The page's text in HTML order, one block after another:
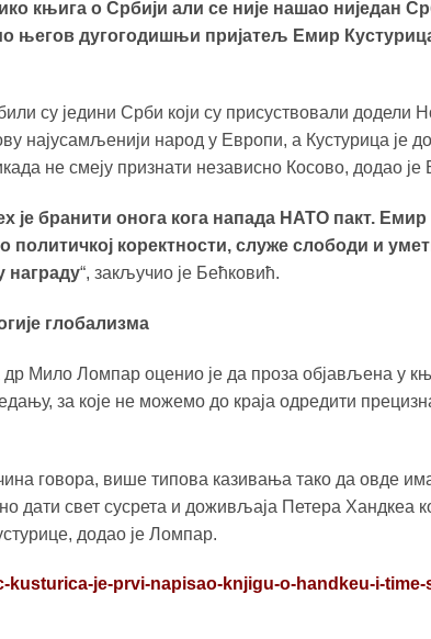
књига о Србији али се није нашао ниједан
његов дугогодишњи пријатељ Емир
су једини Срби који су присуствовали додели
најусамљенији народ у Европи, а Кустурица је
не смеју признати независно Косово, додао је
је бранити онога кога напада НАТО пакт.
политичкој коректности, служе слободи и
награду“, закључио је Бећковић.
глобализма
Мило Ломпар оценио је да проза објављена у
за које не можемо до краја одредити
говора, више типова казивања тако да овде
дати свет сусрета и доживљаја Петера Хандкеа
додао је Ломпар.
je-prvi-napisao-knjigu-o-handkeu-i-time-